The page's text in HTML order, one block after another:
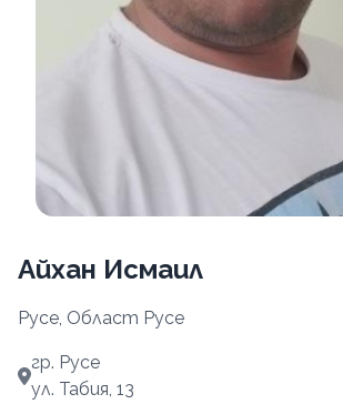
Айхан Исмаил
Русе, Област Русе
гр. Русе
ул. Табия, 13